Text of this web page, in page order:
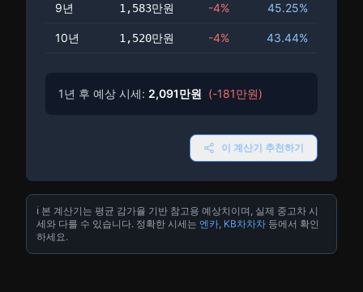
9년 1,583만원 -4% 45.25%
10년 1,520만원 -4% 43.44%
1년 후 예상 시세: 2,091만원 (-181만원)
이 계산기 추천하기
ℹ️ 본 계산기는 평균 감가율 기반 참고용 예상치이며, 실제 중고차 시
세와 다를 수 있습니다. 정확한 시세는 엔카, KB차차차 등에서 확인
하세요.